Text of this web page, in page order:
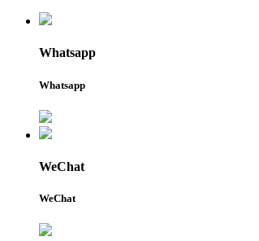
Whatsapp
Whatsapp
WeChat
WeChat